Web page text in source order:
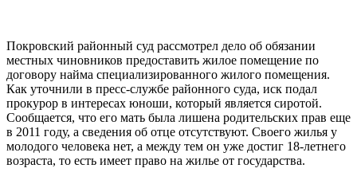
Покровский районный суд рассмотрел дело об обязании
местных чиновников предоставить жилое помещение по
договору найма специализированного жилого помещения.
Как уточнили в пресс-службе районного суда, иск подал
прокурор в интересах юноши, который является сиротой.
Сообщается, что его мать была лишена родительских прав еще
в 2011 году, а сведения об отце отсутствуют. Своего жилья у
молодого человека нет, а между тем он уже достиг 18-летнего
возраста, то есть имеет право на жилье от государства.